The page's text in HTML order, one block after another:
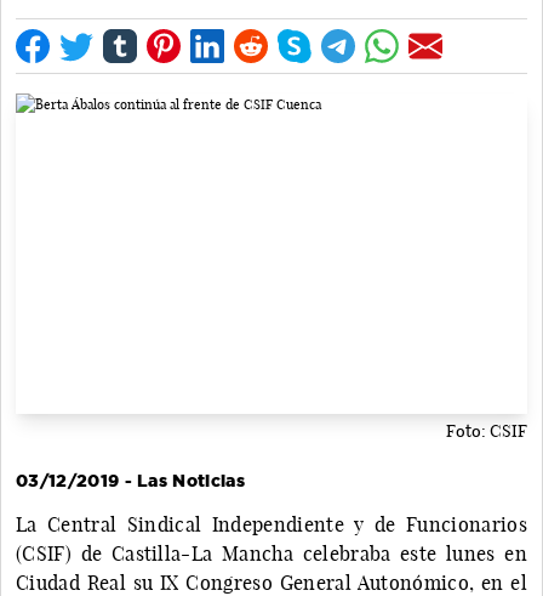
Foto: CSIF
03/12/2019 - Las Noticias
La Central Sindical Independiente y de Funcionarios
(CSIF) de Castilla-La Mancha celebraba este lunes en
Ciudad Real su IX Congreso General Autonómico, en el